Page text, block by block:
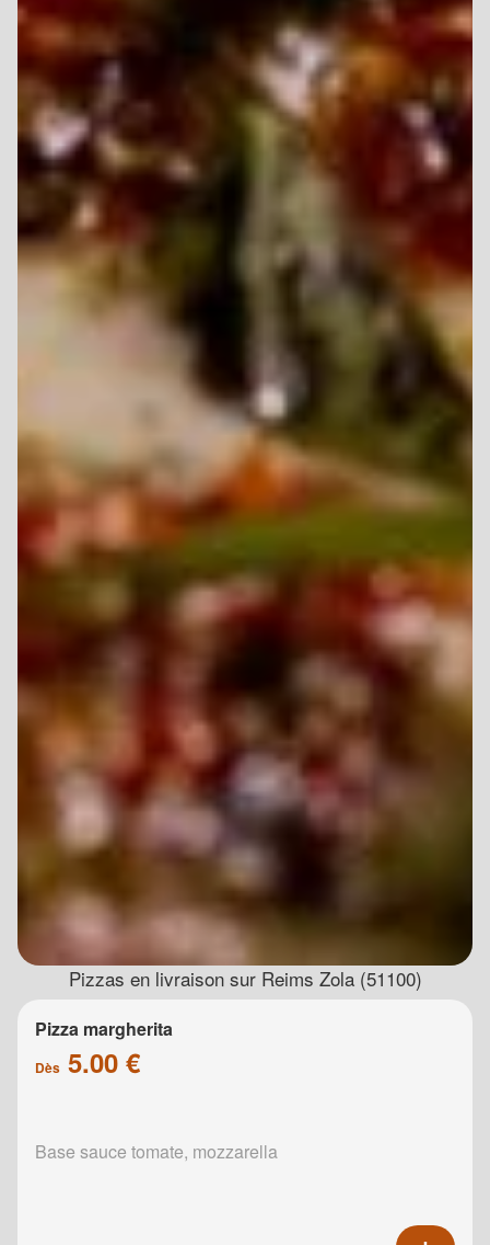
Pizzas en livraison sur Reims Zola (51100)
Pizza margherita
Dès 5.00 €
Base sauce tomate, mozzarella